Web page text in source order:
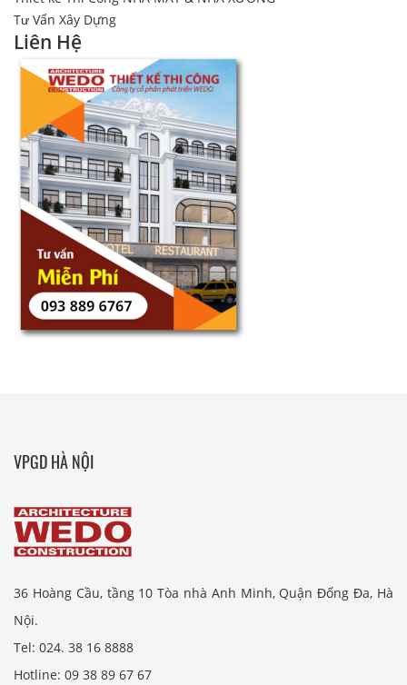
Tư Vấn Xây Dựng
Liên Hệ
VPGD HÀ NỘI
36 Hoàng Cầu, tầng 10 Tòa nhà Anh Minh, Quận Đống Đa, Hà
Nội.
Tel: 024. 38 16 8888
Hotline: 09 38 89 67 67